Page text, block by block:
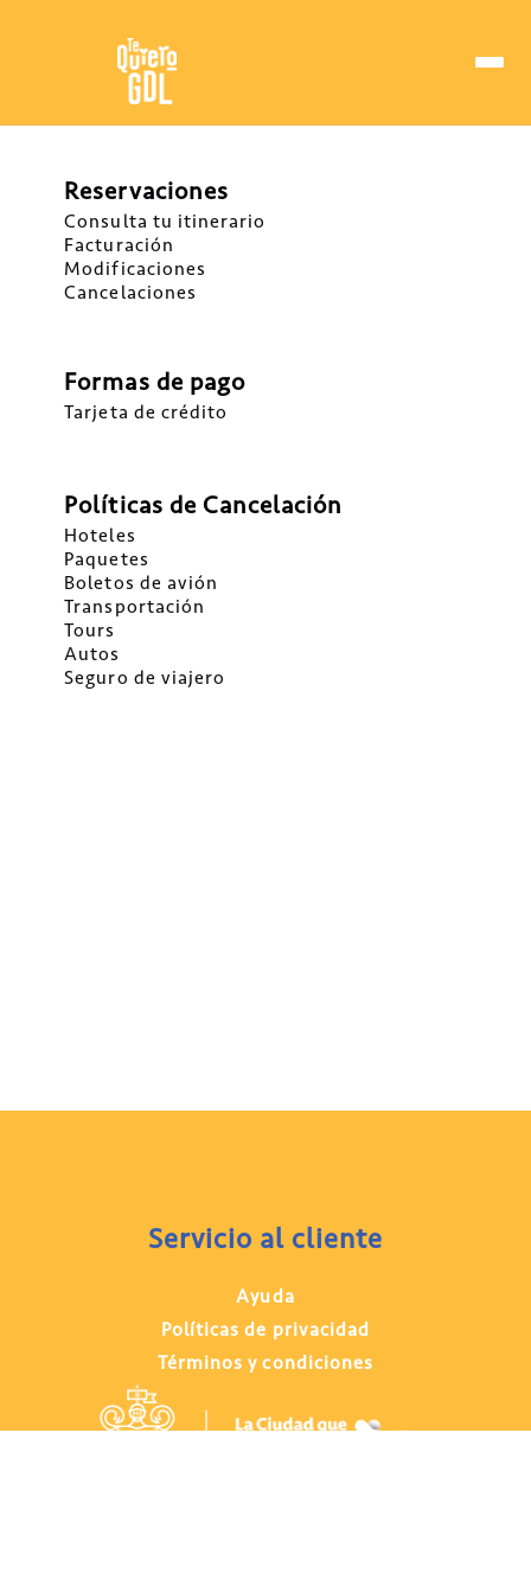
Reservaciones
Consulta tu itinerario
Facturación
Modificaciones
Cancelaciones
Formas de pago
Tarjeta de crédito
Políticas de Cancelación
Hoteles
Paquetes
Boletos de avión
Transportación
Tours
Autos
Seguro de viajero
Servicio al cliente
Ayuda
Políticas de privacidad
Términos y condiciones